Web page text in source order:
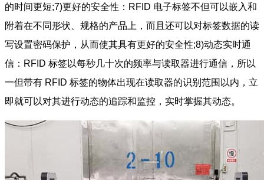
的时间更短;7)更好的安全性：RFID 电子标签不但可以嵌入和
附着在不同形状、规格的产品上，而且还可以对标签数据的读
写设置密码保护，从而使其具有更好的安全性;8)动态实时通
信：RFID 标签以每秒几十次的频率与读取器进行通信，所以
一但带有 RFID 标签的物体出现在读取器的识别范围以内，立
即就可以对其进行动态的追踪和监控，实时掌握其动态。